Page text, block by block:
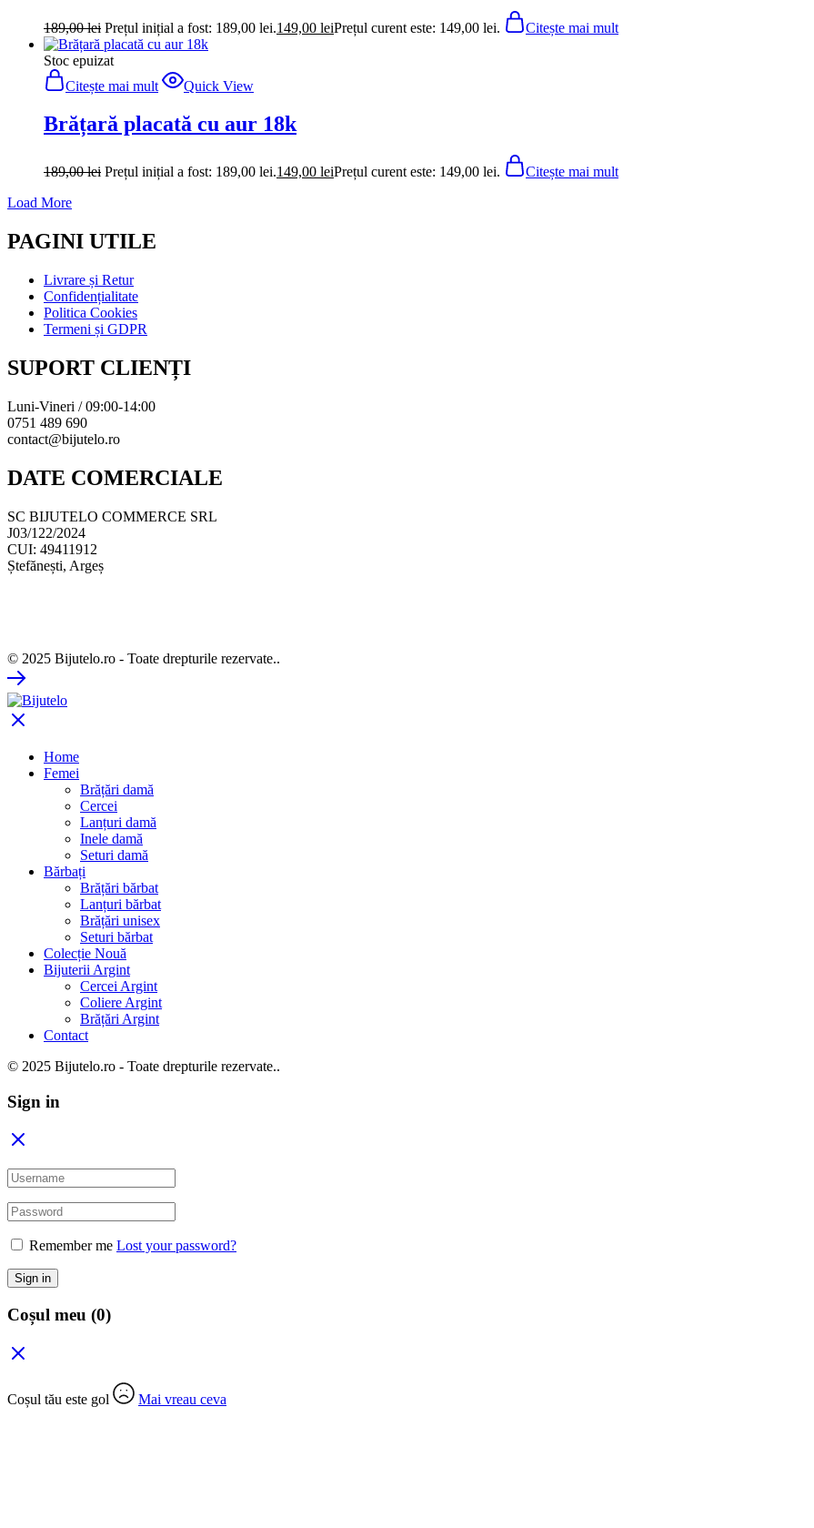
189,00lei Prețul inițial a fost: 189,00 lei.149,00 leiPrețul curent este: 149,00 lei. Citește mai mult
Stoc epuizat
Citește mai mult
Quick View
Brățară placată cu aur 18k
189,00lei Prețul inițial a fost: 189,00 lei.149,00 leiPrețul curent este: 149,00 lei.
Citește mai mult
Load More
PAGINI UTILE
Livrare și Retur
Confidențialitate
Politica Cookies
Termeni și GDPR
SUPORT CLIENȚI
Luni-Vineri / 09:00-14:00
0751 489 690
contact@bijutelo.ro
DATE COMERCIALE
SC BIJUTELO COMMERCE SRL
J03/122/2024
CUI: 49411912
Ștefănești, Argeș
© 2025 Bijutelo.ro - Toate drepturile rezervate..
Home
Femei
Brățări damă
Cercei
Lanțuri damă
Inele damă
Seturi damă
Bărbați
Brățări bărbat
Lanțuri bărbat
Brățări unisex
Seturi bărbat
Colecție Nouă
Bijuterii Argint
Cercei Argint
Coliere Argint
Brățări Argint
Contact
© 2025 Bijutelo.ro - Toate drepturile rezervate..
Sign in
Remember me Lost your password?
Sign in
Coșul meu (0)
Coșul tău este gol Mai vreau ceva